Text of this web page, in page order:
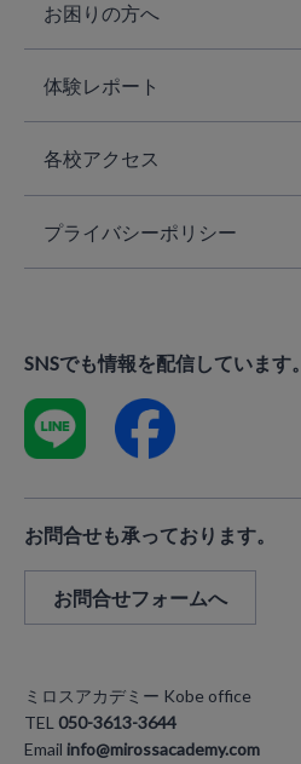
お困りの方へ
体験レポート
各校アクセス
プライバシーポリシー
SNSでも情報を配信しています。
お問合せも承っております。
お問合せフォームへ
ミロスアカデミー Kobe office
TEL 050-3613-3644
Emailinfo@mirossacademy.com